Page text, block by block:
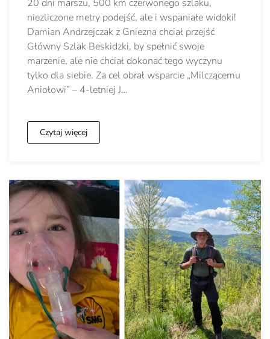
20 dni marszu, 500 km czerwonego szlaku,
niezliczone metry podejść, ale i wspaniałe widoki!
Damian Andrzejczak z Gniezna chciał przejść
Główny Szlak Beskidzki, by spełnić swoje
marzenie, ale nie chciał dokonać tego wyczynu
tylko dla siebie. Za cel obrał wsparcie „Milczącemu
Aniołowi” – 4-letniej J…
Czytaj więcej